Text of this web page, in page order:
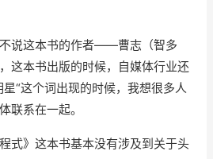
说这本书的作者——曹志（智多
这本书出版的时候，自媒体行业还
“这个词出现的时候，我想很多人
联系在一起。
式》这本书基本没有涉及到关于头